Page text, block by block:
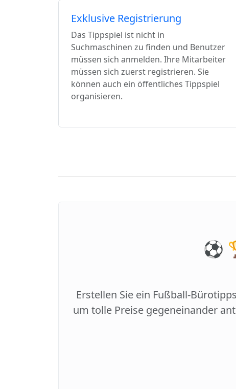
Exklusive Registrierung
Das Tippspiel ist nicht in
Suchmaschinen zu finden und Benutzer
müssen sich anmelden. Ihre Mitarbeiter
müssen sich zuerst registrieren. Sie
können auch ein öffentliches Tippspiel
organisieren.
⚽️
Erstellen Sie ein Fußball-
um tolle Preise gegeneinander